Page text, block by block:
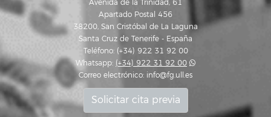
Avenida de la Trinidad, 61
Apartado Postal 456
38200, San Cristóbal de La Laguna
Santa Cruz de Tenerife - España
Teléfono: (+34) 922 31 92 00
Whatsapp: (+34) 922 31 92 00
Correo electrónico: info@fg.ull.es
Solicitar cita previa